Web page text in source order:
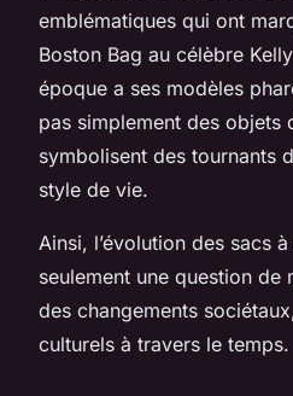
emblématiques qui ont
Boston Bag au célèbre
époque a ses modèles
pas simplement des objets
symbolisent des tournants
style de vie.
Ainsi, l’évolution des sacs à
seulement une question de
des changements
culturels à travers le temps.